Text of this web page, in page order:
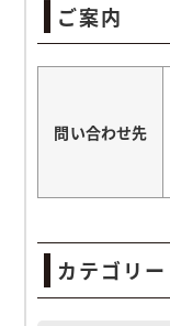
ご案内
問い合わせ先
カテゴリー